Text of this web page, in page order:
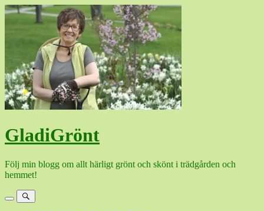
Hoppa
GladiGrönt
Följ min blogg om allt härligt grönt och skönt i trädgården och
hemmet!
MenySök